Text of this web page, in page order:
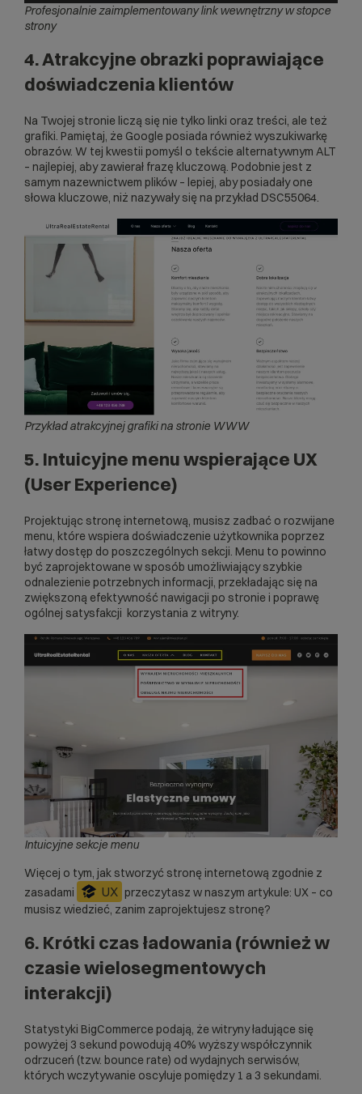
Profesjonalnie zaimplementowany link wewnętrzny w stopce
strony
4. Atrakcyjne obrazki poprawiające
doświadczenia klientów
Na Twojej stronie liczą się nie tylko linki oraz treści, ale też
grafiki. Pamiętaj, że Google posiada również wyszukiwarkę
obrazów. W tej kwestii pomyśl o tekście alternatywnym ALT
– najlepiej, aby zawierał frazę kluczową. Podobnie jest z
samym nazewnictwem plików – lepiej, aby posiadały one
słowa kluczowe, niż nazywały się na przykład DSC55064.
Przykład atrakcyjnej grafiki na stronie WWW
5. Intuicyjne menu wspierające UX
(User Experience)
Projektując stronę internetową, musisz zadbać o rozwijane
menu, które wspiera doświadczenie użytkownika poprzez
łatwy dostęp do poszczególnych sekcji. Menu to powinno
być zaprojektowane w sposób umożliwiający szybkie
odnalezienie potrzebnych informacji, przekładając się na
zwiększoną efektywność nawigacji po stronie i poprawę
ogólnej satysfakcji korzystania z witryny.
Intuicyjne sekcje menu
Więcej o tym, jak stworzyć stronę internetową zgodnie z
zasadami
UX przeczytasz w naszym artykule: UX – co
musisz wiedzieć, zanim zaprojektujesz stronę?
6. Krótki czas ładowania (również w
czasie wielosegmentowych
interakcji)
Statystyki BigCommerce podają, że witryny ładujące się
powyżej 3 sekund powodują 40% wyższy współczynnik
odrzuceń (tzw. bounce rate) od wydajnych serwisów,
których wczytywanie oscyluje pomiędzy 1 a 3 sekundami.